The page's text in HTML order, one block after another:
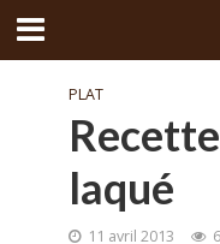
PLAT
laqué
11 avril 2013